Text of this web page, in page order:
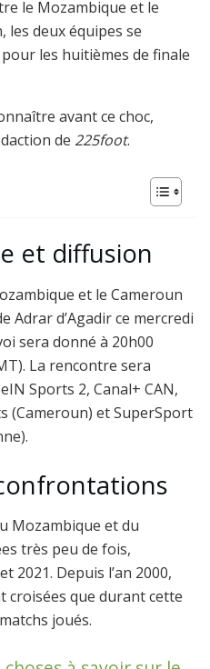
le Mozambique et le
les deux équipes se
les huitièmes de finale
avant ce choc,
de 225foot.
et diffusion
et le Cameroun
Adrar d’Agadir ce mercredi
sera donné à 20h00
La rencontre sera
Sports 2, Canal+ CAN,
(Cameroun) et SuperSport
Mozambique et du
très peu de fois,
2021. Depuis l’an 2000,
croisées que durant cette
joués.